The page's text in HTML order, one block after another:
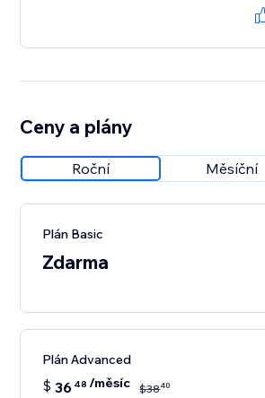
Ceny a plány
Roční Měsíční
Plán Basic
Zdarma
Plán Advanced
$ 36 48 /měsíc $3840